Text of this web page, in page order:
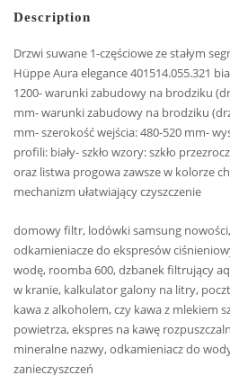
Description
Drzwi suwane 1-częściowe ze stałym
Hüppe Aura elegance 401514.055.321
1200- warunki zabudowy na brodziku
mm- warunki zabudowy na brodziku
mm- szerokość wejścia: 480-520 mm-
profili: biały- szkło wzory: szkło
oraz listwa progowa zawsze w kolorze
mechanizm ułatwiający czyszczenie
domowy filtr, lodówki samsung
odkamieniacze do ekspresów
wodę, roomba 600, dzbanek filtrujący
w kranie, kalkulator galony na litry,
kawa z alkoholem, czy kawa z mlekiem
powietrza, ekspres na kawę
mineralne nazwy, odkamieniacz do
zanieczyszczeń